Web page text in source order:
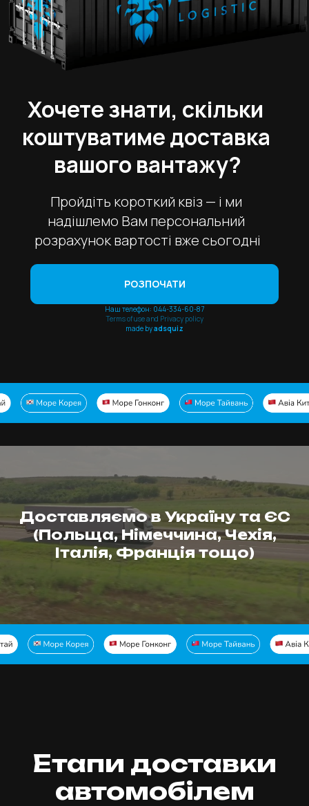
Доставляємо в Україну та ЄС
(Польща, Німеччина, Чехія,
Італія, Франція тощо)
Етапи доставки
автомобілем